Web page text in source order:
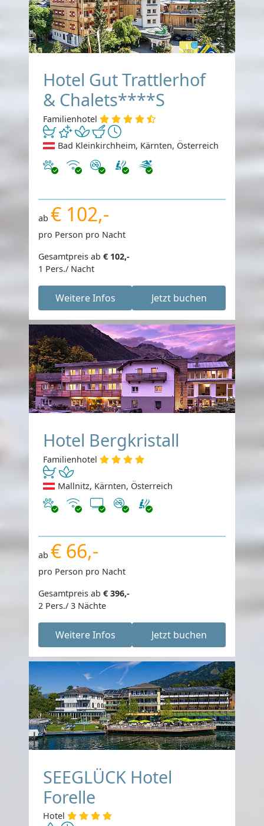
Hotel Gut Trattlerhof
& Chalets****S
Familienhotel
Bad Kleinkirchheim, Kärnten, Österreich
Haustiere erlaubt
InternetNichtraucher
ab € 102,-
pro Person pro Nacht
Gesamtpreis ab € 102,-
1 Pers./ Nacht
Weitere Infos Jetzt buchen
Hotel Bergkristall
Familienhotel
Mallnitz, Kärnten, Österreich
Haustiere erlaubt
InternetTV Nichtraucher
ab € 66,-
pro Person pro Nacht
Gesamtpreis ab € 396,-
2 Pers./ 3 Nächte
Weitere Infos Jetzt buchen
SEEGLÜCK Hotel
Forelle
Hotel